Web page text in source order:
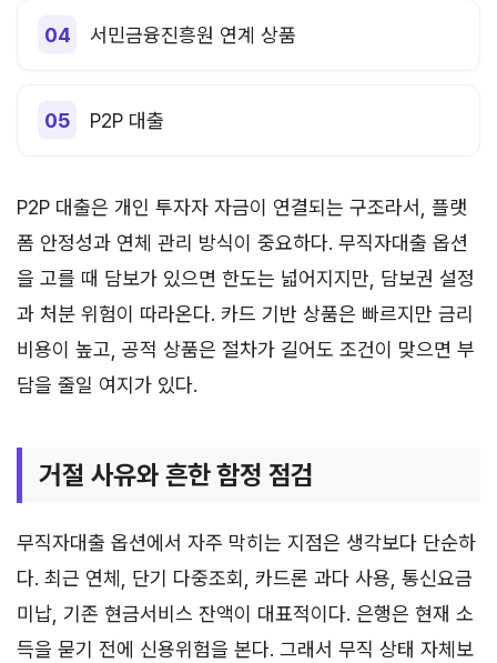
서민금융진흥원 연계 상품
P2P 대출
P2P 대출은 개인 투자자 자금이 연결되는 구조라서, 플랫
폼 안정성과 연체 관리 방식이 중요하다. 무직자대출 옵션
을 고를 때 담보가 있으면 한도는 넓어지지만, 담보권 설정
과 처분 위험이 따라온다. 카드 기반 상품은 빠르지만 금리
비용이 높고, 공적 상품은 절차가 길어도 조건이 맞으면 부
담을 줄일 여지가 있다.
거절 사유와 흔한 함정 점검
무직자대출 옵션에서 자주 막히는 지점은 생각보다 단순하
다. 최근 연체, 단기 다중조회, 카드론 과다 사용, 통신요금
미납, 기존 현금서비스 잔액이 대표적이다. 은행은 현재 소
득을 묻기 전에 신용위험을 본다. 그래서 무직 상태 자체보